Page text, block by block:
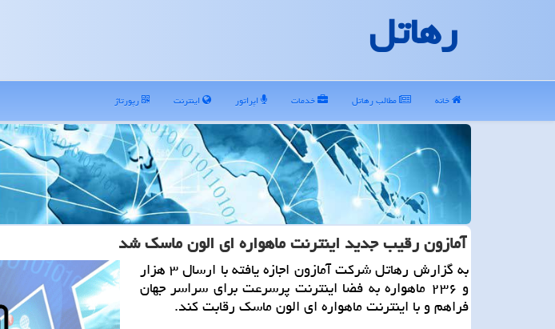
رهاتل
خانه مطالب رهاتل خدمات اپراتور اینترنت رپورتاژ
آمازون رقیب جدید اینترنت ماهواره ای الون ماسك شد
به گزارش رهاتل شركت آمازون اجازه یافته با ارسال ۳ هزار
و ۲۳۶ ماهواره به فضا اینترنت پرسرعت برای سراسر جهان
فراهم و با اینترنت ماهواره ای الون ماسك رقابت كند.